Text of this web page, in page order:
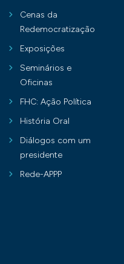
Cenas da
Redemocratização
Exposições
Seminários e
Oficinas
FHC: Ação Política
História Oral
Diálogos com um
presidente
Rede-APPP